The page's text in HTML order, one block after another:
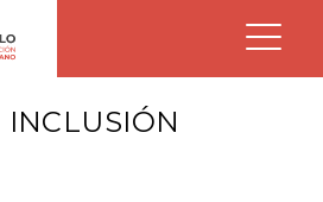
INCLUSIÓN